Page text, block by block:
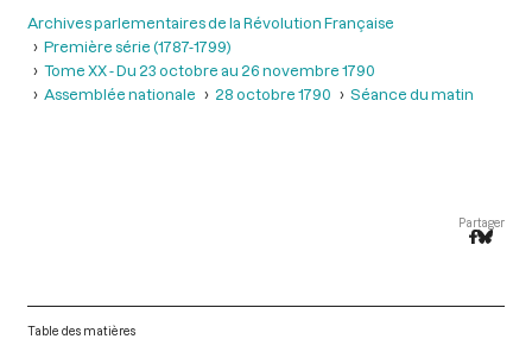
Archives parlementaires de la Révolution Française
Première série (1787-1799)
Tome XX - Du 23 octobre au 26 novembre 1790
Assemblée nationale
28 octobre 1790 Séance du matin
Partager
Table des matières